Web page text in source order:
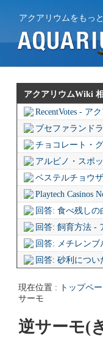
アクアリウムをもっ
アクアリウムWiki
RecentVotes - ア
ブセファランド
チョコレート・
アルビノ・スポ
ベステルチョウ
Playtech Casinos
回答: 食べ残し
回答: 飼育方法 -
回答: メチレン
回答: 砂利につ
回答: ガラス面
現在位置 : トップペ
サーモ
逆サーモ(